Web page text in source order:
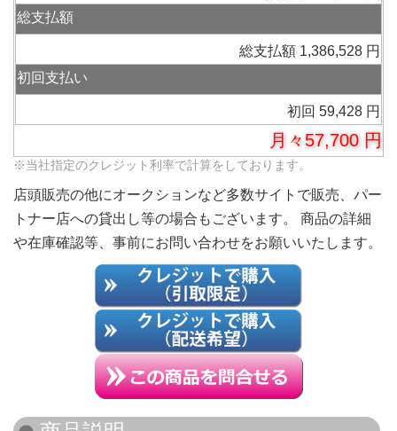
総支払額
総支払額 1,386,528 円
初回支払い
初回 59,428 円
月々57,700 円
※当社指定のクレジット利率で計算をしております。
店頭販売の他にオークションなど多数サイトで販売、パー
トナー店への貸出し等の場合もございます。 商品の詳細
や在庫確認等、事前にお問い合わせをお願いいたします。